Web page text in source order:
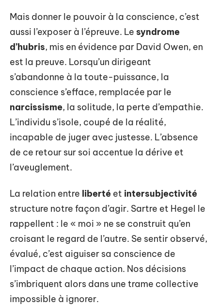
Mais donner le pouvoir à la conscience, c’est
aussi l’exposer à l’épreuve. Le syndrome
d’hubris, mis en évidence par David Owen, en
est la preuve. Lorsqu’un dirigeant
s’abandonne à la toute-puissance, la
conscience s’efface, remplacée par le
narcissisme, la solitude, la perte d’empathie.
L’individu s’isole, coupé de la réalité,
incapable de juger avec justesse. L’absence
de ce retour sur soi accentue la dérive et
l’aveuglement.
La relation entre liberté et intersubjectivité
structure notre façon d’agir. Sartre et Hegel le
rappellent : le « moi » ne se construit qu’en
croisant le regard de l’autre. Se sentir observé,
évalué, c’est aiguiser sa conscience de
l’impact de chaque action. Nos décisions
s’imbriquent alors dans une trame collective
impossible à ignorer.